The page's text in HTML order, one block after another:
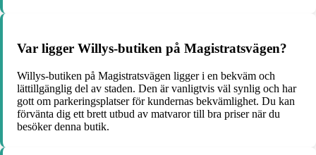
Var ligger Willys-butiken på Magistratsvägen?
Willys-butiken på Magistratsvägen ligger i en bekväm och
lättillgänglig del av staden. Den är vanligtvis väl synlig och har
gott om parkeringsplatser för kundernas bekvämlighet. Du kan
förvänta dig ett brett utbud av matvaror till bra priser när du
besöker denna butik.